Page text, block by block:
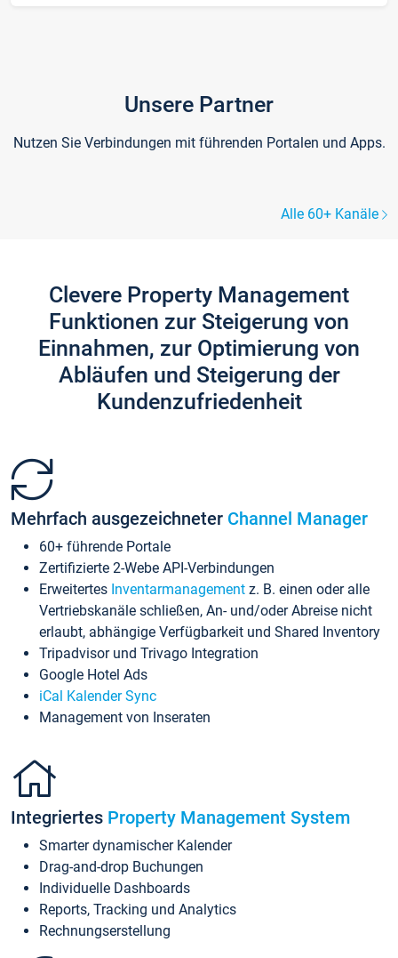
Unsere Partner
Nutzen Sie Verbindungen mit führenden Portalen und Apps.
Alle 60+ Kanäle
Clevere Property Management
Funktionen zur Steigerung von
Einnahmen, zur Optimierung von
Abläufen und Steigerung der
Kundenzufriedenheit
Mehrfach ausgezeichneter Channel Manager
60+ führende Portale
Zertifizierte 2-Webe API-Verbindungen
Erweitertes Inventarmanagement z. B. einen oder alle
Vertriebskanäle schließen, An- und/oder Abreise nicht
erlaubt, abhängige Verfügbarkeit und Shared Inventory
Tripadvisor und Trivago Integration
Google Hotel Ads
iCal Kalender Sync
Management von Inseraten
Integriertes Property Management System
Smarter dynamischer Kalender
Drag-and-drop Buchungen
Individuelle Dashboards
Reports, Tracking und Analytics
Rechnungserstellung